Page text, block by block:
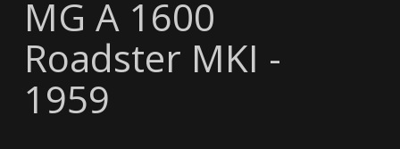
MG A 1600
Roadster MKI -
1959